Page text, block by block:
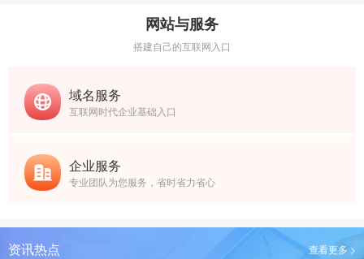
网站与服务
搭建自己的互联网入口
域名服务
互联网时代企业基础入口
企业服务
专业团队为您服务，省时省力省心
资讯热点 查看更多 >